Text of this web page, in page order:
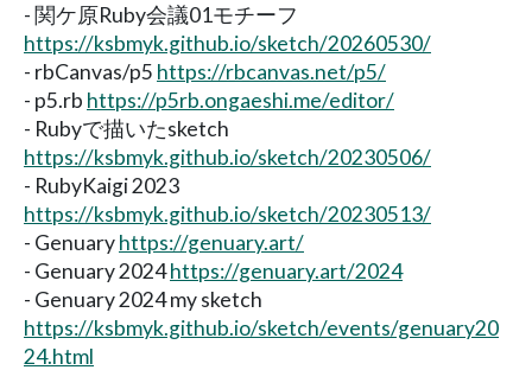
- 関ケ原Ruby会議01モチーフ
https://ksbmyk.github.io/sketch/20260530/
- rbCanvas/p5 https://rbcanvas.net/p5/
- p5.rb https://p5rb.ongaeshi.me/editor/
- Rubyで描いたsketch
https://ksbmyk.github.io/sketch/20230506/
- RubyKaigi 2023
https://ksbmyk.github.io/sketch/20230513/
- Genuaryhttps://genuary.art/
- Genuary 2024https://genuary.art/2024
- Genuary 2024 my sketch
https://ksbmyk.github.io/sketch/events/genuary20
24.html